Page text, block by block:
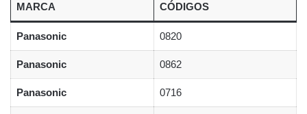
MARCA CÓDIGOS
Panasonic 0820
Panasonic 0862
Panasonic 0716